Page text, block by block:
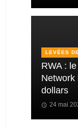
LEVÉES
RWA :
Network
dollars
24 mai